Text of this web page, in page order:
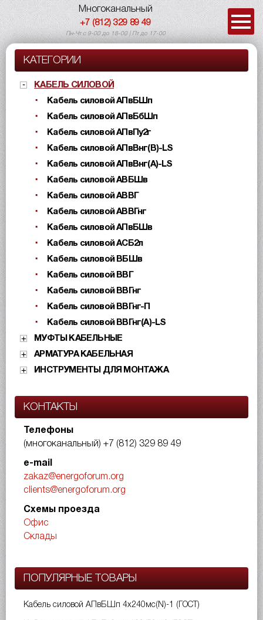
Многоканальный
+7 (812) 329 89 49
Пн-Чт с 9-00 до 18-00 | Пт до 17-00
КАТЕГОРИИ
КАБЕЛЬ СИЛОВОЙ
Кабель силовой АПвБШп
Кабель силовой АПвБбШп
Кабель силовой АПвПу2г
Кабель силовой АПвВнг(B)-LS
Кабель силовой АПвВнг(A)-LS
Кабель силовой АВБШв
Кабель силовой АВВГ
Кабель силовой АВВГнг
Кабель силовой АПвБШв
Кабель силовой АСБ2л
Кабель силовой ВБШв
Кабель силовой ВВГ
Кабель силовой ВВГнг
Кабель силовой ВВГнг-П
Кабель силовой ВВГнг(А)-LS
МУФТЫ КАБЕЛЬНЫЕ
АРМАТУРА КАБЕЛЬНАЯ
ИНСТРУМЕНТЫ ДЛЯ МОНТАЖА
КОНТАКТЫ
Телефоны
(многоканальный) +7 (812) 329 89 49
e-mail
zakaz@energoforum.org
clients@energoforum.org
Схемы проезда
Офис
Склады
ПОПУЛЯРНЫЕ ТОВАРЫ
Кабель силовой АПвБШп 4х240мс(N)-1 (ГОСТ)